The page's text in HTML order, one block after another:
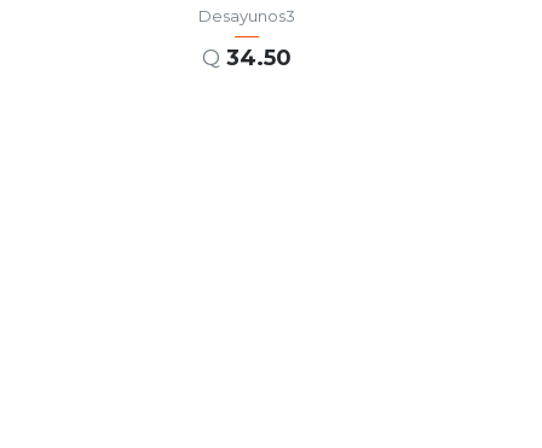
Desayunos3
Q 34.50